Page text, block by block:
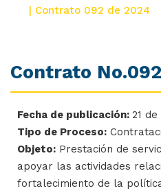
| Contrato 092 de 2024
Contrato
Fecha de publicación: 21
Tipo de Proceso:
Objeto: Prestación de
apoyar las actividades
fortalecimiento de la